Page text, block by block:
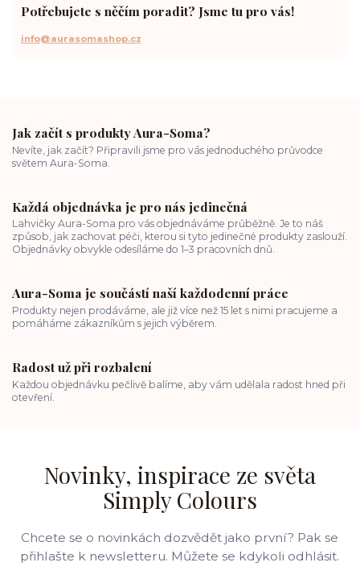
Potřebujete s něčím poradit? Jsme tu pro vás!
info@aurasomashop.cz
Jak začít s produkty Aura-Soma?
Nevíte, jak začít? Připravili jsme pro vás jednoduchého průvodce
světem Aura-Soma.
Každá objednávka je pro nás jedinečná
Lahvičky Aura-Soma pro vás objednáváme průběžně. Je to náš
způsob, jak zachovat péči, kterou si tyto jedinečné produkty zaslouží.
Objednávky obvykle odesíláme do 1–3 pracovních dnů.
Aura-Soma je součástí naší každodenní práce
Produkty nejen prodáváme, ale již více než 15 let s nimi pracujeme a
pomáháme zákazníkům s jejich výběrem.
Radost už při rozbalení
Každou objednávku pečlivě balíme, aby vám udělala radost hned při
otevření.
Novinky, inspirace ze světa
Simply Colours
Chcete se o novinkách dozvědět jako první? Pak se
přihlašte k newsletteru. Můžete se kdykoli odhlásit.